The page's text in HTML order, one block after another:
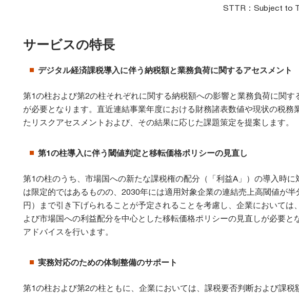
STTR：Subject to
サービスの特長
デジタル経済課税導入に伴う納税額と業務負荷に関するアセスメント
第1の柱および第2の柱それぞれに関する納税額への影響と業務負荷に関す
が必要となります。直近連結事業年度における財務諸表数値や現状の税務
たリスクアセスメントおよび、その結果に応じた課題策定を提案します。
第1の柱導入に伴う閾値判定と移転価格ポリシーの見直し
第1の柱のうち、市場国への新たな課税権の配分（「利益A」）の導入時に
は限定的ではあるものの、2030年には適用対象企業の連結売上高閾値が半
円）まで引き下げられることが予定されることを考慮し、企業においては
よび市場国への利益配分を中心とした移転価格ポリシーの見直しが必要と
アドバイスを行います。
実務対応のための体制整備のサポート
第1の柱および第2の柱ともに、企業においては、課税要否判断および課税